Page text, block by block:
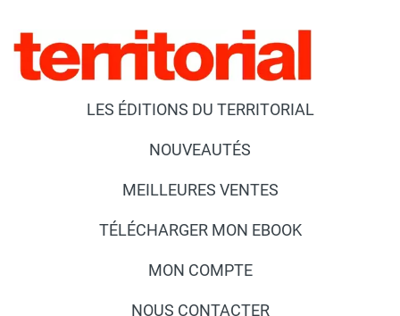
LES ÉDITIONS DU TERRITORIAL
NOUVEAUTÉS
MEILLEURES VENTES
TÉLÉCHARGER MON EBOOK
MON COMPTE
NOUS CONTACTER